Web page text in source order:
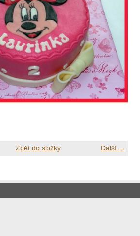
Další →
Zpět do složky